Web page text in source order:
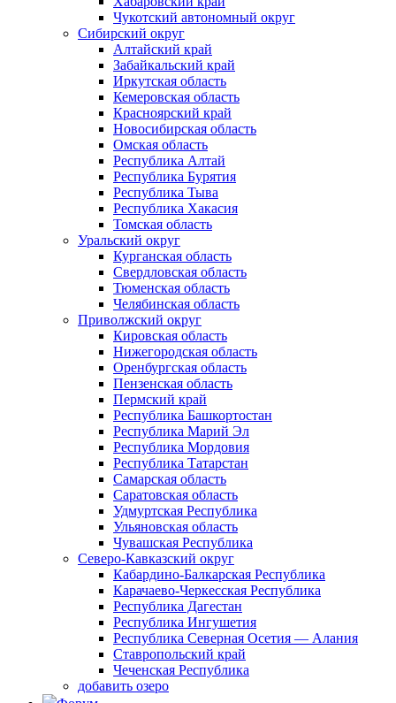
Чукотский автономный округ
Сибирский округ
Алтайский край
Забайкальский край
Иркутская область
Кемеровская область
Красноярский край
Новосибирская область
Омская область
Республика Алтай
Республика Бурятия
Республика Тыва
Республика Хакасия
Томская область
Уральский округ
Курганская область
Свердловская область
Тюменская область
Челябинская область
Приволжский округ
Кировская область
Нижегородская область
Оренбургская область
Пензенская область
Пермский край
Республика Башкортостан
Республика Марий Эл
Республика Мордовия
Республика Татарстан
Самарская область
Саратовская область
Удмуртская Республика
Ульяновская область
Чувашская Республика
Северо-Кавказский округ
Кабардино-Балкарская Республика
Карачаево-Черкесская Республика
Республика Дагестан
Республика Ингушетия
Республика Северная Осетия — Алания
Ставропольский край
Чеченская Республика
добавить озеро